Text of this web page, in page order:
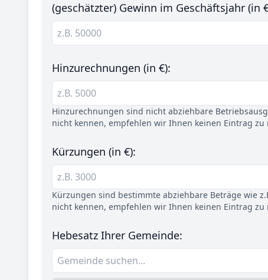
(geschätzter) Gewinn im Geschäftsjahr (in
Hinzurechnungen (in €):
Hinzurechnungen sind nicht abziehbare
nicht kennen, empfehlen wir Ihnen keinen Eintrag zu
Kürzungen (in €):
Kürzungen sind bestimmte abziehbare Beträge wie
nicht kennen, empfehlen wir Ihnen keinen Eintrag zu
Hebesatz Ihrer Gemeinde: